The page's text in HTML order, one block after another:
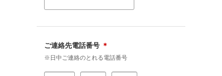
ご連絡先電話番号 ＊
※日中ご連絡のとれる電話番号